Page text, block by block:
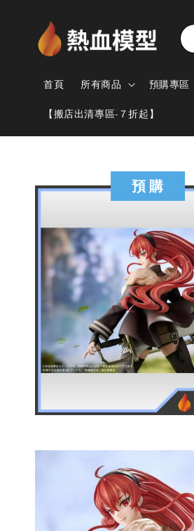
首頁 所有商品 預購專區
【搬店出清專區-７折起】
預 購